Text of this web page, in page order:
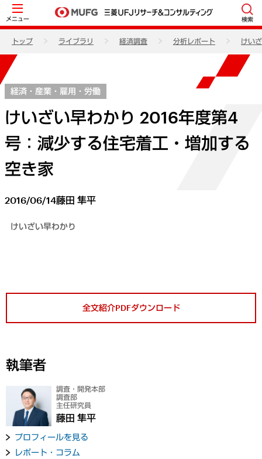
メニュー 検索
トップ ライブラリ 経済調査 分析レポート けい
経済・産業・雇用・労働
けいざい早わかり 2016年度第4
号：減少する住宅着工・増加する
空き家
2016/06/14藤田 隼平
けいざい早わかり
全文紹介PDFダウンロード
執筆者
調査・開発本部
調査部
主任研究員
藤田 隼平
プロフィールを見る
レポート・コラム